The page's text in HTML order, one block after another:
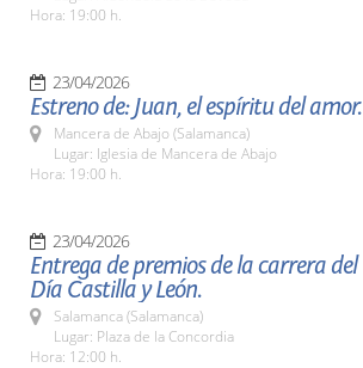
Hora: 19:00 h.
23/04/2026
Estreno de: Juan, el espíritu del amor.
Mancera de Abajo (Salamanca)
Lugar: Iglesia de Mancera de Abajo
Hora: 19:00 h.
23/04/2026
Entrega de premios de la carrera del
Día Castilla y León.
Salamanca (Salamanca)
Lugar: Plaza de la Concordia
Hora: 12:00 h.